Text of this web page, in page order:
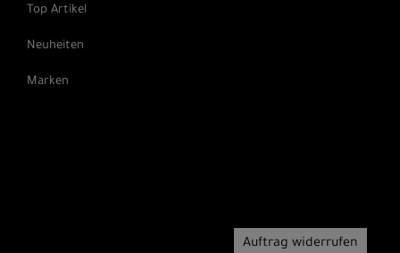
Top Artikel
Neuheiten
Marken
Auftrag widerrufen